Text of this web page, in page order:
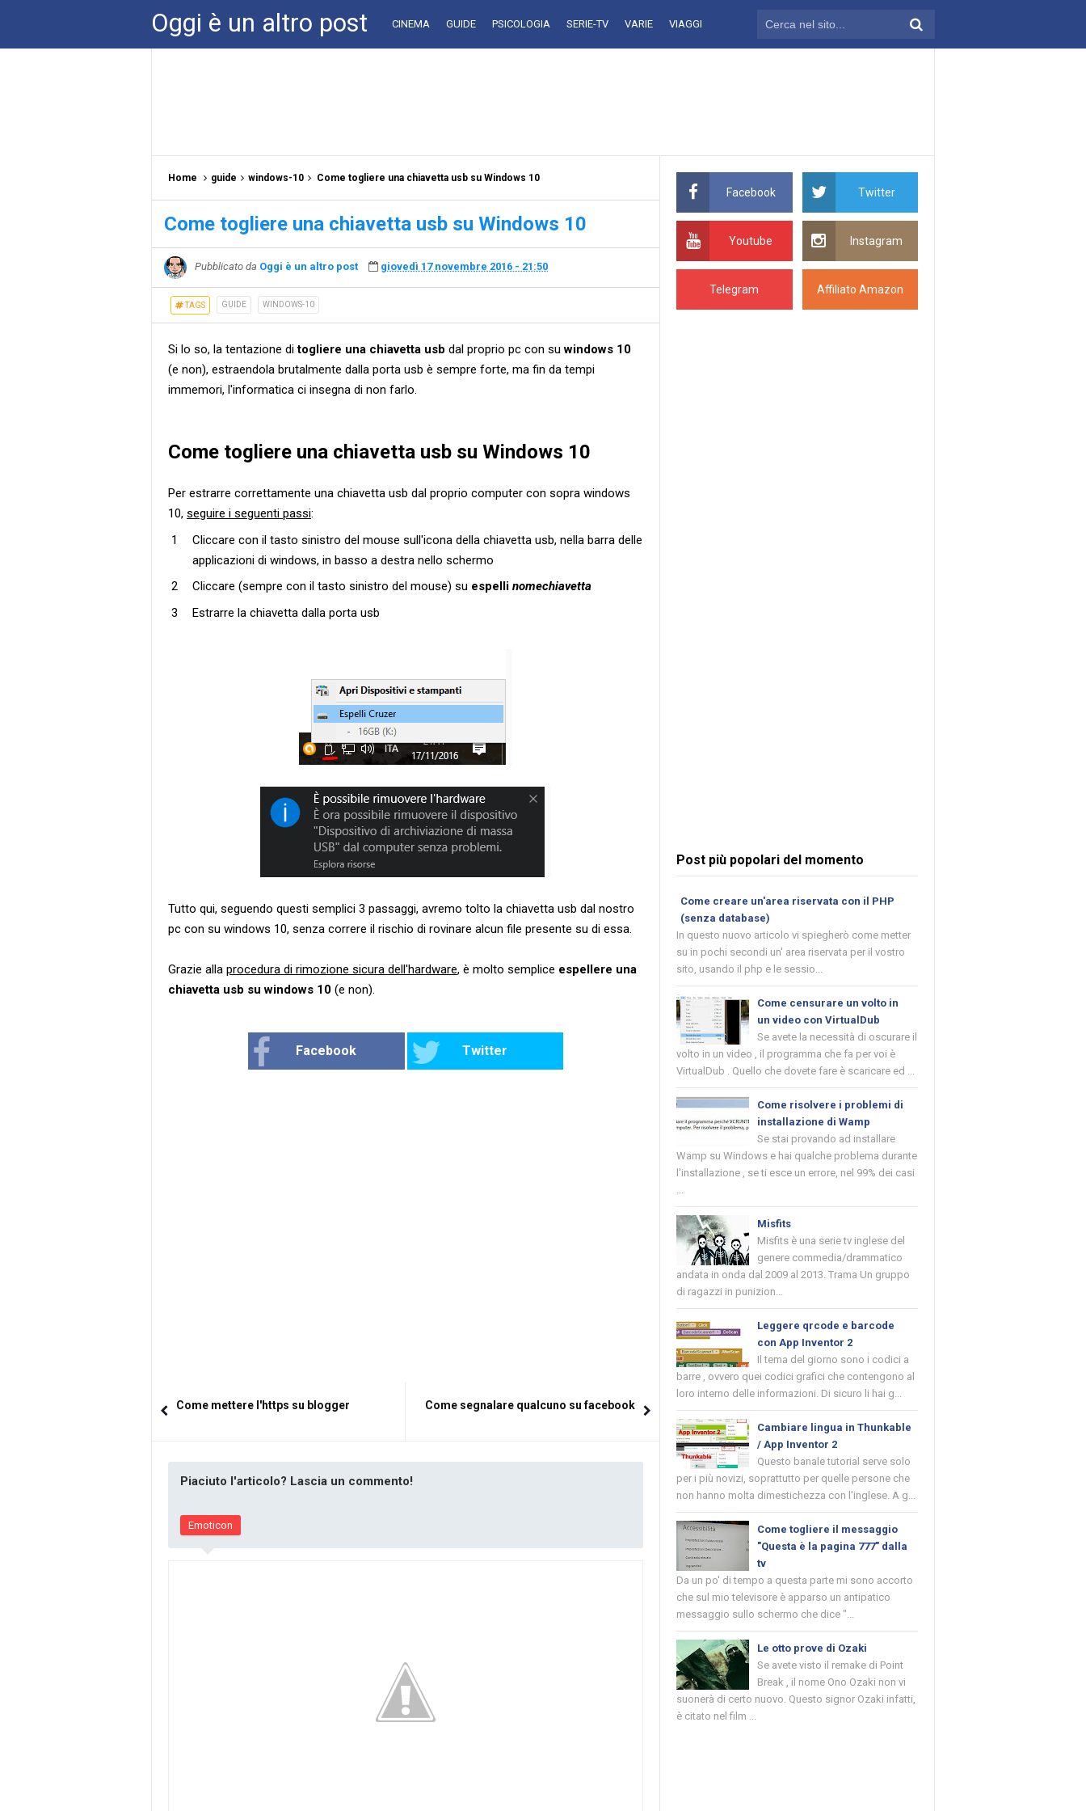
Oggi è un altro post CINEMA GUIDE PSICOLOGIA SERIE-TV VARIE VIAGGI
Home guide windows-10 Come togliere una chiavetta usb su Windows 10
Come togliere una chiavetta usb su Windows 10
Pubblicato da Oggi è un altro post giovedì 17 novembre 2016 - 21:50
TAGS GUIDE WINDOWS-10
Si lo so, la tentazione ditogliere una chiavetta usb dal proprio pc con suwindows 10
(e non), estraendola brutalmente dalla porta usb è sempre forte, ma fin da tempi
immemori, l'informatica ci insegna di non farlo.
Come togliere una chiavetta usb su Windows 10
Per estrarre correttamente una chiavetta usb dal proprio computer con sopra windows
10, seguire i seguenti passi:
Cliccare con il tasto sinistro del mouse sull'icona della chiavetta usb, nella barra delle
applicazioni di windows, in basso a destra nello schermo
Cliccare (sempre con il tasto sinistro del mouse) su espelli nomechiavetta
Estrarre la chiavetta dalla porta usb
Tutto qui, seguendo questi semplici 3 passaggi, avremo tolto la chiavetta usb dal nostro
pc con su windows 10, senza correre il rischio di rovinare alcun file presente su di essa.
Grazie alla procedura di rimozione sicura dell'hardware, è molto semplice espellere una
chiavetta usb su windows 10 (e non).
Facebook Twitter
Come mettere l'https su blogger Come segnalare qualcuno su facebook
Piaciuto l'articolo? Lascia un commento!
Emoticon
Facebook Twitter
Youtube Instagram
Telegram Affiliato Amazon
Post più popolari del momento
Come creare un'area riservata con il PHP
(senza database)
In questo nuovo articolo vi spiegherò come metter
su in pochi secondi un' area riservata per il vostro
sito, usando il php e le sessio...
Come censurare un volto in
un video con VirtualDub
Se avete la necessità di oscurare il
volto in un video , il programma che fa per voi è
VirtualDub . Quello che dovete fare è scaricare ed ...
Come risolvere i problemi di
installazione di Wamp
Se stai provando ad installare
Wamp su Windows e hai qualche problema durante
l'installazione , se ti esce un errore, nel 99% dei casi
...
Misfits
Misfits è una serie tv inglese del
genere commedia/drammatico
andata in onda dal 2009 al 2013. Trama Un gruppo
di ragazzi in punizion...
Leggere qrcode e barcode
con App Inventor 2
Il tema del giorno sono i codici a
barre , ovvero quei codici grafici che contengono al
loro interno delle informazioni. Di sicuro li hai g...
Cambiare lingua in Thunkable
/ App Inventor 2
Questo banale tutorial serve solo
per i più novizi, soprattutto per quelle persone che
non hanno molta dimestichezza con l'inglese. A g...
Come togliere il messaggio
"Questa è la pagina 777" dalla
tv
Da un po' di tempo a questa parte mi sono accorto
che sul mio televisore è apparso un antipatico
messaggio sullo schermo che dice "...
Le otto prove di Ozaki
Se avete visto il remake di Point
Break , il nome Ono Ozaki non vi
suonerà di certo nuovo. Questo signor Ozaki infatti,
è citato nel film ...